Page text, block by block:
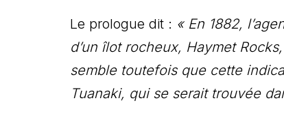
Le prologue dit : « En 1882,
d’un îlot rocheux, Haymet
semble toutefois que cette
Tuanaki, qui se serait trouvée